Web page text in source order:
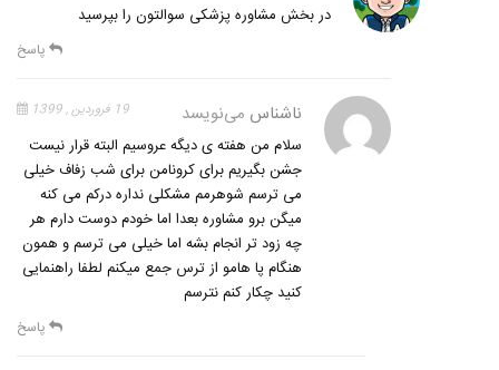
در بخش مشاوره پزشکی سوالتون را بپرسید
پاسخ
ناشناس می‌نویسد 19 فروردین , 1399
سلام من هفته ی دیگه عروسیم البته قرار نیست
جشن بگیریم برای کرونامن برای شب زفاف خیلی
می ترسم شوهرمم مشکلی نداره درکم می کنه
میگن برو مشاوره بعدا اما خودم دوست دارم هر
چه زود تر انجام بشه اما خیلی می ترسم و همون
هنگام پا هامو از ترس جمع میکنم لطفا راهنمایی
کنید چکار کنم نترسم
پاسخ